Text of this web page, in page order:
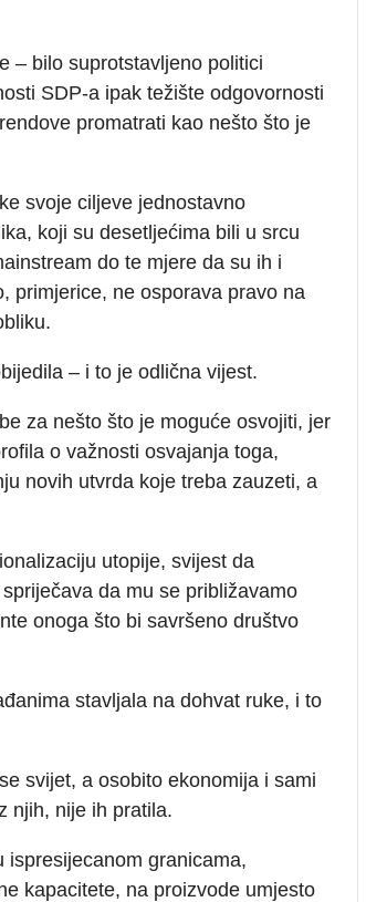
– bilo suprotstavljeno politici
SDP-a ipak težište odgovornosti
promatrati kao nešto što je
svoje ciljeve jednostavno
koji su desetljećima bili u srcu
do te mjere da su ih i
primjerice, ne osporava pravo na
– i to je odlična vijest.
za nešto što je moguće osvojiti, jer
o važnosti osvajanja toga,
novih utvrda koje treba zauzeti, a
utopije, svijest da
da mu se približavamo
onoga što bi savršeno društvo
stavljala na dohvat ruke, i to
svijet, a osobito ekonomija i sami
njih, nije ih pratila.
ispresijecanom granicama,
kapacitete, na proizvode umjesto